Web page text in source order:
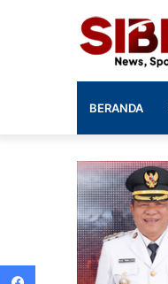
BERANDA
Facebook